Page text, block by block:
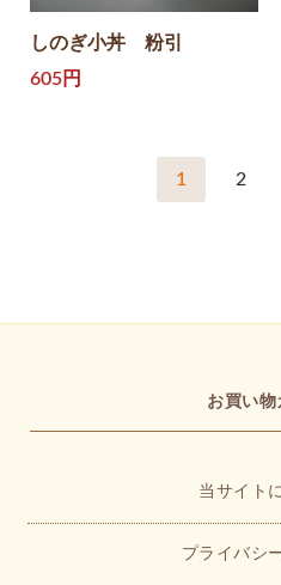
しのぎ小丼 粉引
605円
1 2
お買い物
当サイト
プライバシ